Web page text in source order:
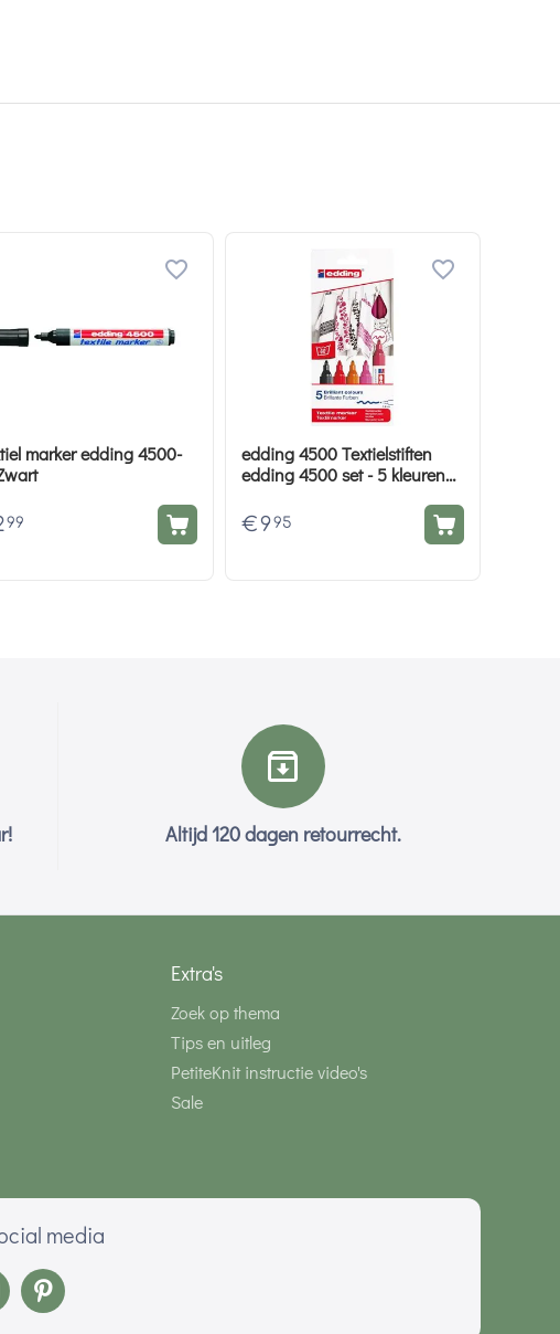
marker edding 4500-
99
edding 4500 Textielstiften
edding 4500 set - 5 kleuren
€9 95
Altijd 120 dagen retourrecht.
Extra's
Zoek op thema
Tips en uitleg
PetiteKnit instructie video's
Sale
media